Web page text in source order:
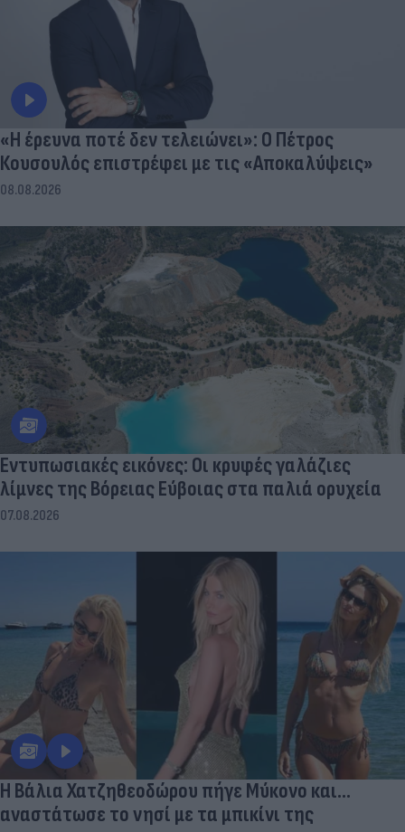
«Η έρευνα ποτέ δεν τελειώνει»: Ο Πέτρος
Κουσουλός επιστρέφει με τις «Αποκαλύψεις»
08.08.2026
Εντυπωσιακές εικόνες: Οι κρυφές γαλάζιες
λίμνες της Βόρειας Εύβοιας στα παλιά ορυχεία
07.08.2026
Η Βάλια Χατζηθεοδώρου πήγε Μύκονο και...
αναστάτωσε το νησί με τα μπικίνι της